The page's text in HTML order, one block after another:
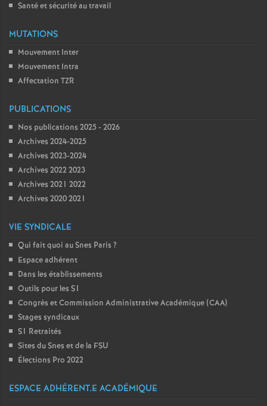
Santé et sécurité au travail
MUTATIONS
Mouvement Inter
Mouvement Intra
Affectation TZR
PUBLICATIONS
Nos publications 2025 - 2026
Archives 2024-2025
Archives 2023-2024
Archives 2022 2023
Archives 2021 2022
Archives 2020 2021
VIE SYNDICALE
Qui fait quoi au Snes Paris ?
Espace adhérent
Dans les établissements
Outils pour les S1
Congrès et Commission Administrative Académique (CAA)
Stages syndicaux
S1 Retraités
Sites du Snes et de la FSU
Élections Pro 2022
ESPACE ADHÉRENT.E ACADÉMIQUE